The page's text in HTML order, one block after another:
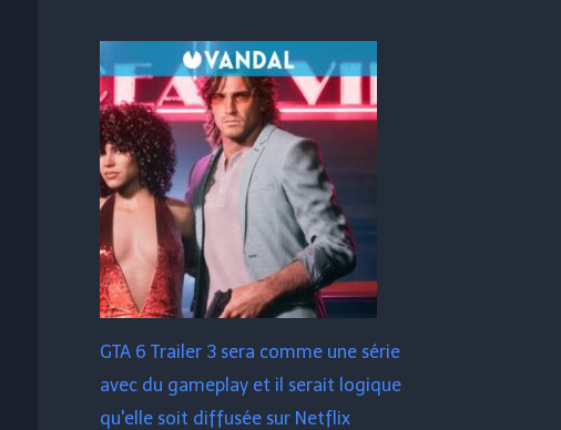
GTA 6 Trailer 3 sera comme une série
avec du gameplay et il serait logique
qu'elle soit diffusée sur Netflix